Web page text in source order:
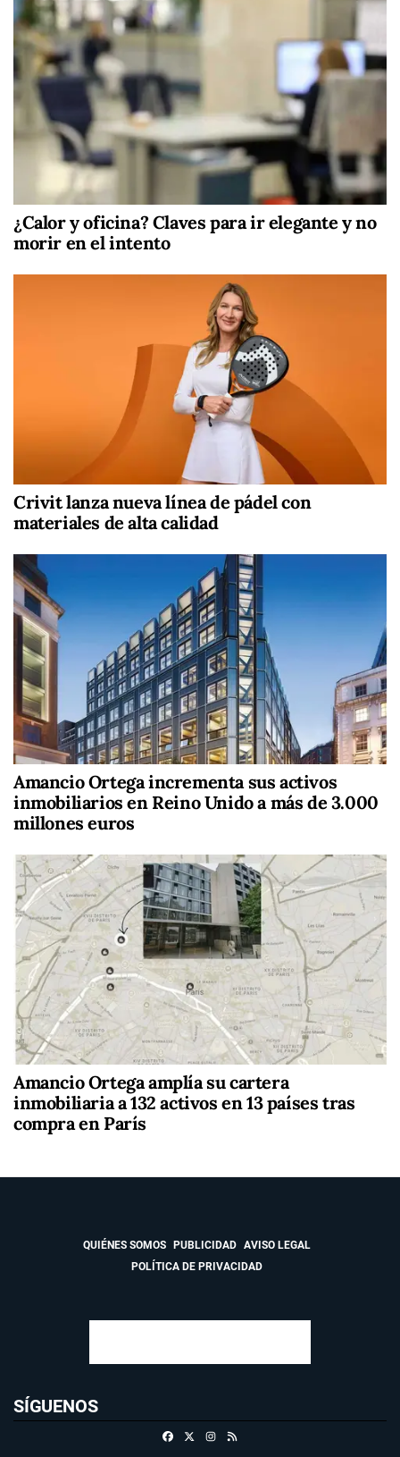
¿Calor y oficina? Claves para ir elegante y no
morir en el intento
Crivit lanza nueva línea de pádel con
materiales de alta calidad
Amancio Ortega incrementa sus activos
inmobiliarios en Reino Unido a más de 3.000
millones euros
Amancio Ortega amplía su cartera
inmobiliaria a 132 activos en 13 países tras
compra en París
QUIÉNES SOMOS PUBLICIDAD
AVISO LEGAL
POLÍTICA DE PRIVACIDAD
SÍGUENOS
FacebookInstagram